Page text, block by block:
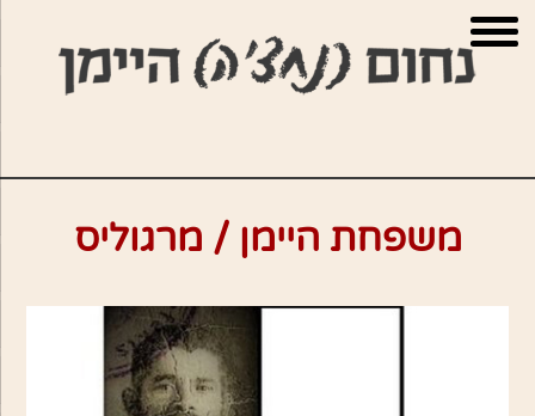
עבור
לתוכן
צור
קשר
משפחת היימן / מרגוליס